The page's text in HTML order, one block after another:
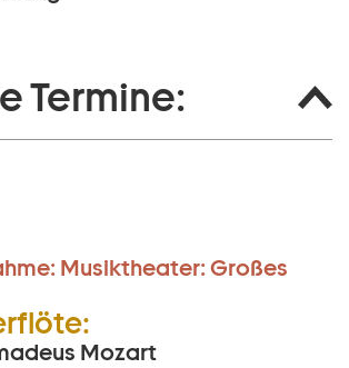
Termine:
Musiktheater: Großes
Mozart